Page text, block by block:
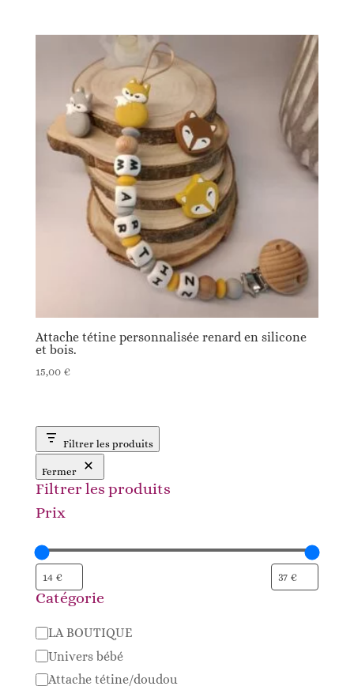
Attache tétine personnalisée renard en silicone
et bois.
15,00 €
Filtrer les produits
Fermer
Filtrer les produits
Prix
Catégorie
Catégorie
LA BOUTIQUE
Univers bébé
Attache tétine/doudou